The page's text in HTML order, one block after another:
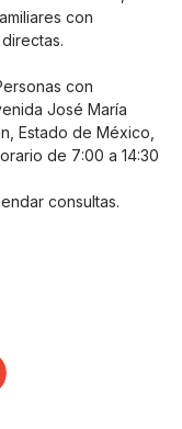
con
con
José María
Estado de México,
de 7:00 a 14:30
consultas.